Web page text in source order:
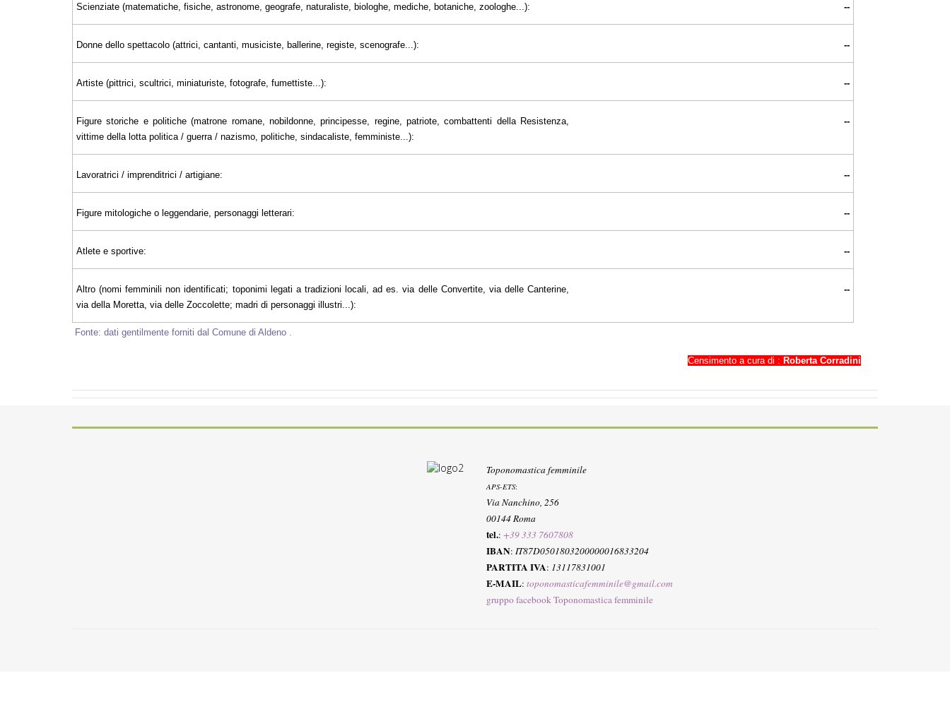
Scienziate (matematiche, fisiche, astronome, geografe, naturaliste, biologhe, mediche, botaniche, zoologhe...): --
Donne dello spettacolo (attrici, cantanti, musiciste, ballerine, registe, scenografe...): --
Artiste (pittrici, scultrici, miniaturiste, fotografe, fumettiste...): --
Figure storiche e politiche (matrone romane, nobildonne, principesse, regine, patriote, combattenti della Resistenza,
vittime della lotta politica / guerra / nazismo, politiche, sindacaliste, femministe...):
--
Lavoratrici / imprenditrici / artigiane: --
Figure mitologiche o leggendarie, personaggi letterari: --
Atlete e sportive: --
Altro (nomi femminili non identificati; toponimi legati a tradizioni locali, ad es. via delle Convertite, via delle Canterine,
via della Moretta, via delle Zoccolette; madri di personaggi illustri...):
--
Fonte: dati gentilmente forniti dal Comune di Aldeno .
Censimento a cura di : Roberta Corradini
Toponomastica femminile
APS-ETS:
Via Nanchino, 256
00144 Roma
tel.: +39 333 7607808
IBAN: IT87D0501803200000016833204
PARTITA IVA: 13117831001
E-MAIL: toponomasticafemminile@gmail.com
gruppo facebook Toponomastica femminile